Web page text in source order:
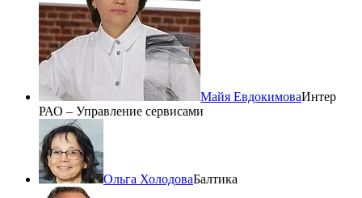
Майя ЕвдокимоваИнтер
РАО – Управление сервисами
Ольга ХолодоваБалтика